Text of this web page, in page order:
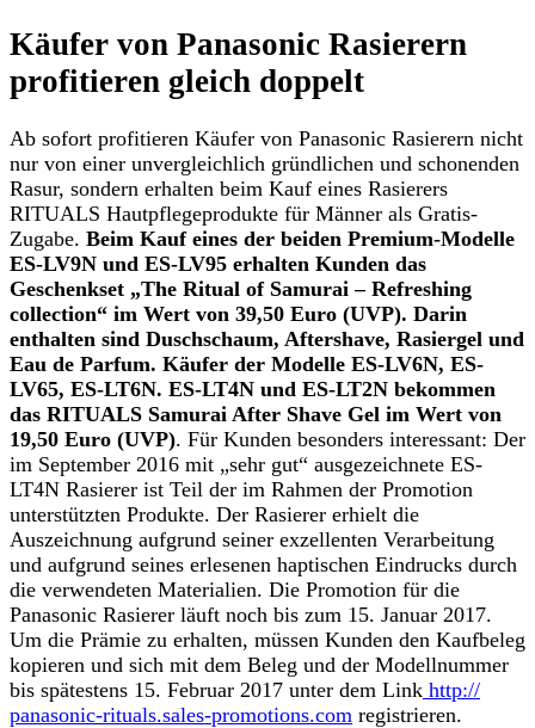
Käufer von Panasonic Rasierern
profitieren gleich doppelt
Ab sofort profitieren Käufer von Panasonic Rasierern nicht
nur von einer unvergleichlich gründlichen und schonenden
Rasur, sondern erhalten beim Kauf eines Rasierers
RITUALS Hautpflegeprodukte für Männer als Gratis-
Zugabe. Beim Kauf eines der beiden Premium-Modelle
ES-LV9N und ES-LV95 erhalten Kunden das
Geschenkset „The Ritual of Samurai – Refreshing
collection“ im Wert von 39,50 Euro (UVP). Darin
enthalten sind Duschschaum, Aftershave, Rasiergel und
Eau de Parfum. Käufer der Modelle ES-LV6N, ES-
LV65, ES-LT6N. ES-LT4N und ES-LT2N bekommen
das RITUALS Samurai After Shave Gel im Wert von
19,50 Euro (UVP). Für Kunden besonders interessant: Der
im September 2016 mit „sehr gut“ ausgezeichnete ES-
LT4N Rasierer ist Teil der im Rahmen der Promotion
unterstützten Produkte. Der Rasierer erhielt die
Auszeichnung aufgrund seiner exzellenten Verarbeitung
und aufgrund seines erlesenen haptischen Eindrucks durch
die verwendeten Materialien. Die Promotion für die
Panasonic Rasierer läuft noch bis zum 15. Januar 2017.
Um die Prämie zu erhalten, müssen Kunden den Kaufbeleg
kopieren und sich mit dem Beleg und der Modellnummer
bis spätestens 15. Februar 2017 unter dem Link http://
panasonic-rituals.sales-promotions.com registrieren.